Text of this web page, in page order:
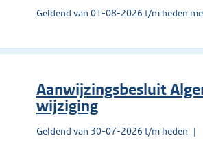
Geldend van 01-08-2026 t/m heden
Aanwijzingsbesluit
wijziging
Geldend van 30-07-2026 t/m heden